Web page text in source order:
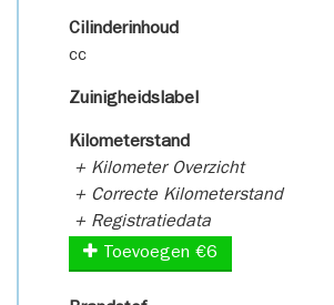
Cilinderinhoud
cc
Zuinigheidslabel
Kilometerstand
+ Kilometer Overzicht
+ Correcte Kilometerstand
+ Registratiedata
Toevoegen €6